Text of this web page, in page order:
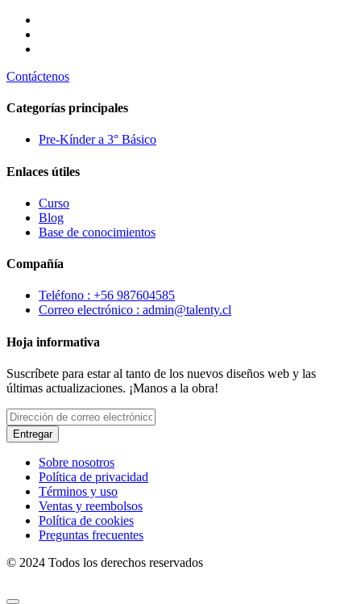
Contáctenos
Categorías principales
Pre-Kínder a 3° Básico
Enlaces útiles
Curso
Blog
Base de conocimientos
Compañía
Teléfono : +56 987604585
Correo electrónico : admin@talenty.cl
Hoja informativa
Suscríbete para estar al tanto de los nuevos diseños web y las
últimas actualizaciones. ¡Manos a la obra!
Entregar
Sobre nosotros
Política de privacidad
Términos y uso
Ventas y reembolsos
Política de cookies
Preguntas frecuentes
© 2024 Todos los derechos reservados